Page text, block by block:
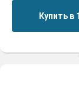
Купить в